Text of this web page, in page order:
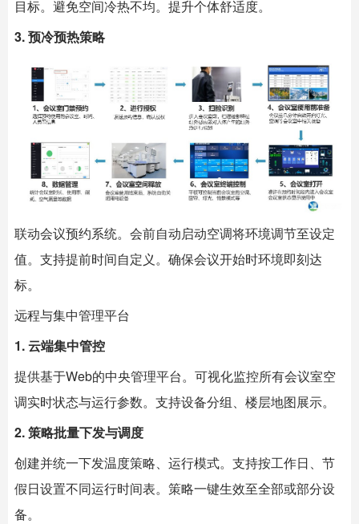
目标。避免空间冷热不均。提升个体舒适度。
3. 预冷预热策略
联动会议预约系统。会前自动启动空调将环境调节至设定
值。支持提前时间自定义。确保会议开始时环境即刻达
标。
远程与集中管理平台
1. 云端集中管控
提供基于Web的中央管理平台。可视化监控所有会议室空
调实时状态与运行参数。支持设备分组、楼层地图展示。
2. 策略批量下发与调度
创建并统一下发温度策略、运行模式。支持按工作日、节
假日设置不同运行时间表。策略一键生效至全部或部分设
备。